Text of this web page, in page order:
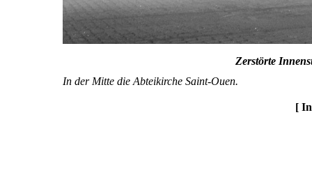
Zerstörte
In der Mitte die Abteikirche Saint-Ouen.
[